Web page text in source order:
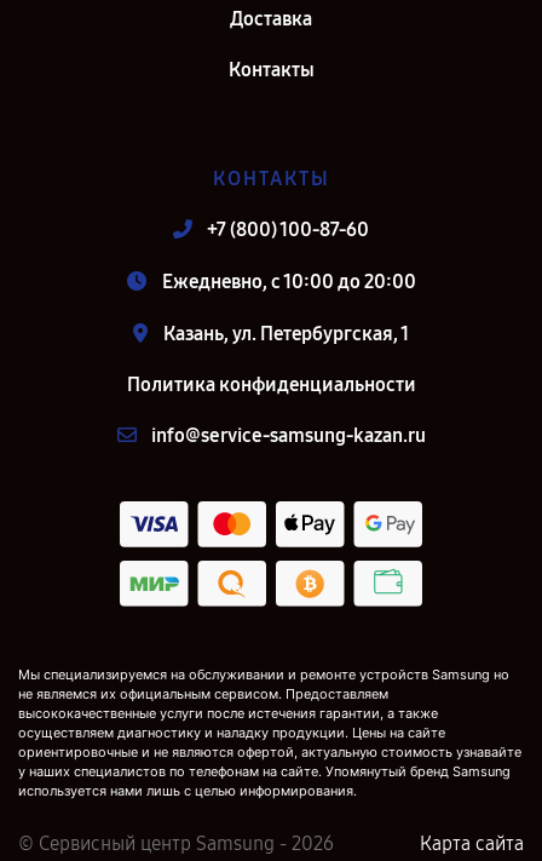
Доставка
Контакты
КОНТАКТЫ
+7 (800) 100-87-60
Ежедневно, с 10:00 до 20:00
Казань, ул. Петербургская, 1
Политика конфиденциальности
info@service-samsung-kazan.ru
Мы специализируемся на обслуживании и ремонте устройств Samsung но
не являемся их официальным сервисом. Предоставляем
высококачественные услуги после истечения гарантии, а также
осуществляем диагностику и наладку продукции. Цены на сайте
ориентировочные и не являются офертой, актуальную стоимость узнавайте
у наших специалистов по телефонам на сайте. Упомянутый бренд Samsung
используется нами лишь с целью информирования.
© Сервисный центр Samsung - 2026 Карта сайта